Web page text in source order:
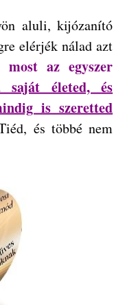
aluli, kijózanító
elérjék nálad azt
most az egyszer
saját életed, és
is szeretted
és többé nem